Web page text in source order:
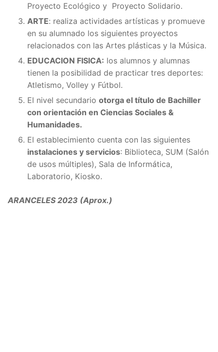
Proyecto Ecológico y Proyecto Solidario.
ARTE: realiza actividades artísticas y promueve
en su alumnado los siguientes proyectos
relacionados con las Artes plásticas y la Música.
EDUCACION FISICA: los alumnos y alumnas
tienen la posibilidad de practicar tres deportes:
Atletismo, Volley y Fútbol.
El nivel secundario otorga el título de Bachiller
con orientación en Ciencias Sociales &
Humanidades.
El establecimiento cuenta con las siguientes
instalaciones y servicios: Biblioteca, SUM (Salón
de usos múltiples), Sala de Informática,
Laboratorio, Kiosko.
ARANCELES 2023 (Aprox.)